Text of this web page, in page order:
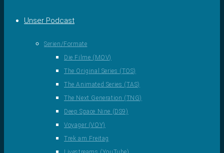
Unser Podcast
Serien/Formate
Die Filme (MOV)
The Original Series (TOS)
The Animated Series (TAS)
The Next Generation (TNG)
Deep Space Nine (DS9)
Voyager (VOY)
Trek am Freitag